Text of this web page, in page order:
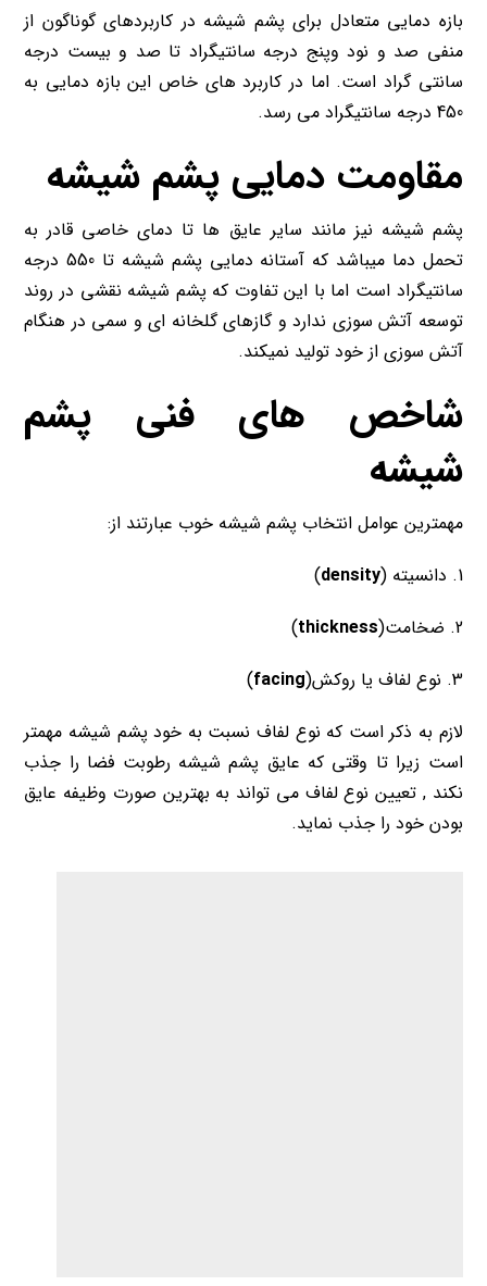
بازه دمایی متعادل برای پشم شیشه در کاربردهای گوناگون از
منفی صد و نود وپنج درجه سانتیگراد تا صد و بیست درجه
سانتی گراد است. اما در کاربرد های خاص این بازه دمایی به
450 درجه سانتیگراد می رسد.
مقاومت دمایی پشم شیشه
پشم شیشه نیز مانند سایر عایق ها تا دمای خاصی قادر به
تحمل دما میباشد که آستانه دمایی پشم شیشه تا 550 درجه
سانتیگراد است اما با این تفاوت که پشم شیشه نقشی در روند
توسعه آتش سوزی ندارد و گازهای گلخانه ای و سمی در هنگام
آتش سوزی از خود تولید نمیکند.
شاخص های فنی پشم
شیشه
مهمترین عوامل انتخاب پشم شیشه خوب عبارتند از:
1. دانسیته (
density
)
2. ضخامت(
thickness
)
3. نوع لفاف یا روکش(
facing
)
لازم به ذکر است که نوع لفاف نسبت به خود پشم شیشه مهمتر
است زیرا تا وقتی که عایق پشم شیشه رطوبت فضا را جذب
نکند , تعیین نوع لفاف می تواند به بهترین صورت وظیفه عایق
بودن خود را جذب نماید.